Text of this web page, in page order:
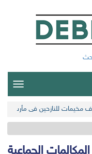
مخيمات للنازحين في مأرب